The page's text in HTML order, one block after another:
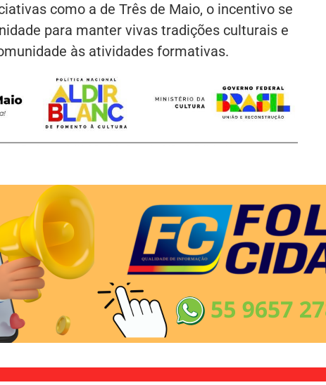
como a de Três de Maio, o incentivo se
para manter vivas tradições culturais e
às atividades formativas.